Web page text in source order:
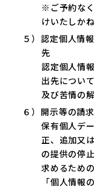
※ご予約な
けいたしか
５）認定個人情
先
認定個人情
出先につい
及び苦情の
６）開示等の請
保有個人デ
正、追加又
の提供の停
求めるため
「個人情報